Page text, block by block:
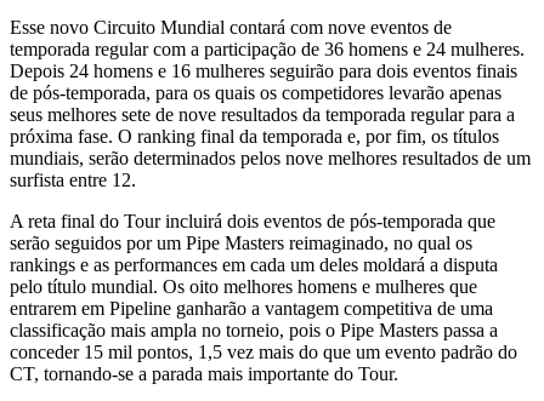
Esse novo Circuito Mundial contará com nove eventos de
temporada regular com a participação de 36 homens e 24 mulheres.
Depois 24 homens e 16 mulheres seguirão para dois eventos finais
de pós-temporada, para os quais os competidores levarão apenas
seus melhores sete de nove resultados da temporada regular para a
próxima fase. O ranking final da temporada e, por fim, os títulos
mundiais, serão determinados pelos nove melhores resultados de um
surfista entre 12.
A reta final do Tour incluirá dois eventos de pós-temporada que
serão seguidos por um Pipe Masters reimaginado, no qual os
rankings e as performances em cada um deles moldará a disputa
pelo título mundial. Os oito melhores homens e mulheres que
entrarem em Pipeline ganharão a vantagem competitiva de uma
classificação mais ampla no torneio, pois o Pipe Masters passa a
conceder 15 mil pontos, 1,5 vez mais do que um evento padrão do
CT, tornando-se a parada mais importante do Tour.